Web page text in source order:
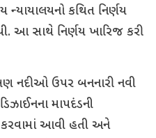
ન્યાયાલયનો કથિત નિર્ણય
આ સાથે નિર્ણય ખારિજ કરી
નદીઓ ઉપર બનનારી નવી
માપદંડની
કરવામાં આવી હતી અને